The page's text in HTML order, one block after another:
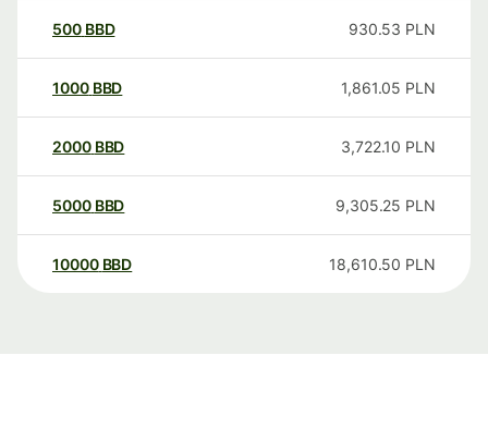
500 BBD 930.53 PLN
1000 BBD 1,861.05 PLN
2000 BBD 3,722.10 PLN
5000 BBD 9,305.25 PLN
10000 BBD 18,610.50 PLN